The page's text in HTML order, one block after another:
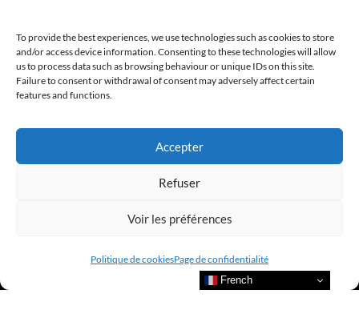
To provide the best experiences, we use technologies such as cookies to store
and/or access device information. Consenting to these technologies will allow
us to process data such as browsing behaviour or unique IDs on this site.
Failure to consent or withdrawal of consent may adversely affect certain
features and functions.
Accepter
Refuser
Voir les préférences
Politique de cookiesPage de confidentialité
@clubamilcar
French